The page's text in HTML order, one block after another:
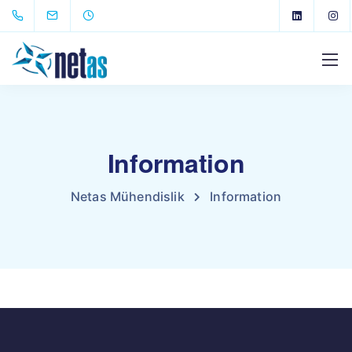
Information
Netas Mühendislik Information